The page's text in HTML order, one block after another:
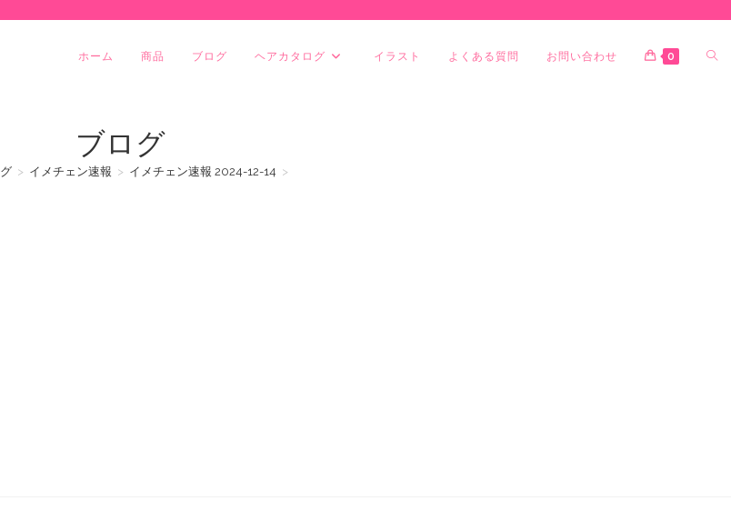
ホーム 商品 ブログ ヘアカタログ イラスト よくある質問 お問い合わせ 0
ブログ
> イメチェン速報 > イメチェン速報 2024-12-14 >